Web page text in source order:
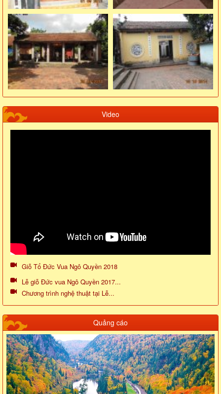
Video
Giỗ Tổ Đức Vua Ngô Quyền 2018
Lễ giỗ Đức vua Ngô Quyền 2017...
Chương trình nghệ thuật tại Lễ...
Quảng cáo